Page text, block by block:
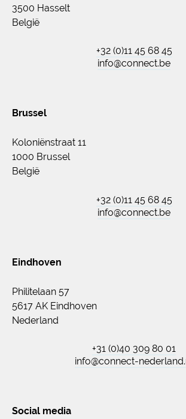
3500 Hasselt
België
+32 (0)11 45 68 45
info@connect.be
Brussel
Koloniënstraat 11
1000 Brussel
België
+32 (0)11 45 68 45
info@connect.be
Eindhoven
Philitelaan 57
5617 AK Eindhoven
Nederland
+31 (0)40 309 80 01
info@connect-
Social media